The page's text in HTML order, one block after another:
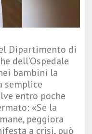
Dipartimento di
dell’Ospedale
bambini la
semplice
entro poche
«Se la
peggiora
a crisi, può